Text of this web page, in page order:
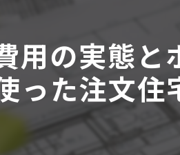
用の実態
った注文住